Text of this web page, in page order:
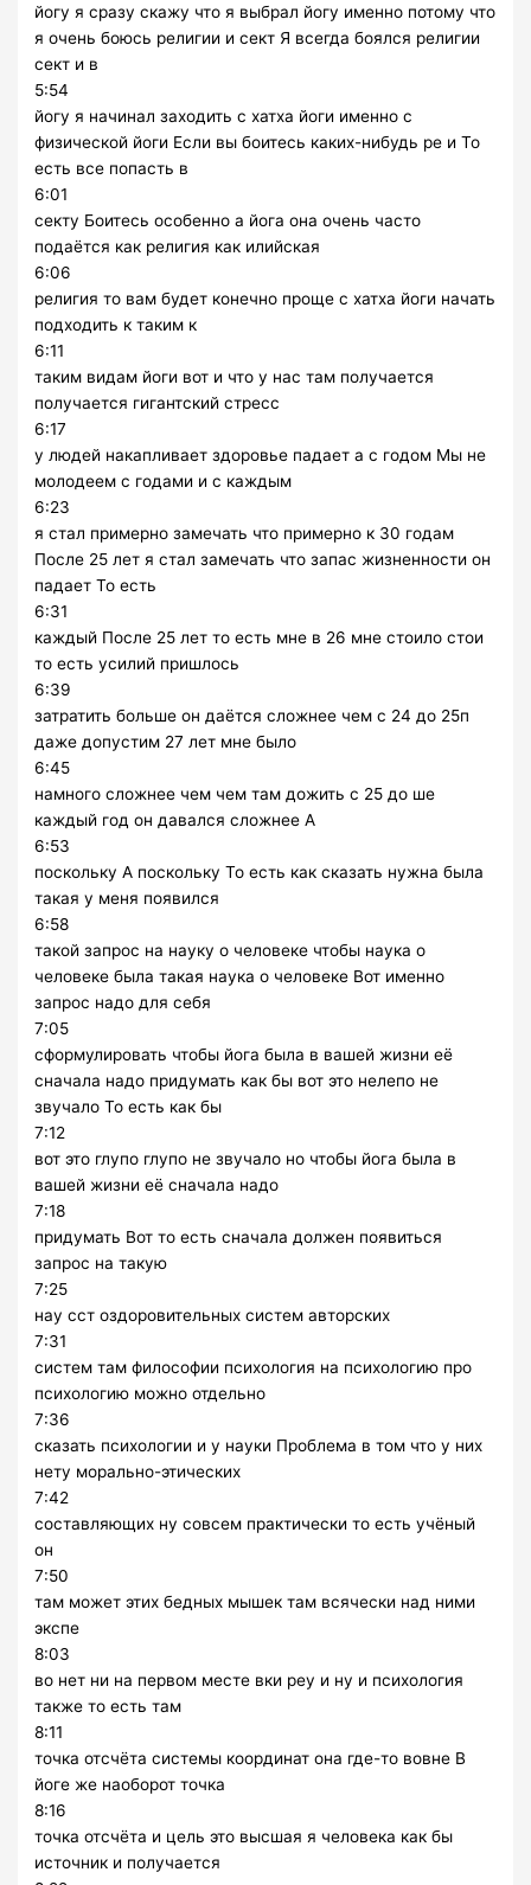
йогу я сразу скажу что я выбрал йогу именно потому что
я очень боюсь религии и сект Я всегда боялся религии
сект и в
5:54
йогу я начинал заходить с хатха йоги именно с
физической йоги Если вы боитесь каких-нибудь ре и То
есть все попасть в
6:01
секту Боитесь особенно а йога она очень часто
подаётся как религия как илийская
6:06
религия то вам будет конечно проще с хатха йоги начать
подходить к таким к
6:11
таким видам йоги вот и что у нас там получается
получается гигантский стресс
6:17
у людей накапливает здоровье падает а с годом Мы не
молодеем с годами и с каждым
6:23
я стал примерно замечать что примерно к 30 годам
После 25 лет я стал замечать что запас жизненности он
падает То есть
6:31
каждый После 25 лет то есть мне в 26 мне стоило стои
то есть усилий пришлось
6:39
затратить больше он даётся сложнее чем с 24 до 25п
даже допустим 27 лет мне было
6:45
намного сложнее чем чем там дожить с 25 до ше
каждый год он давался сложнее А
6:53
поскольку А поскольку То есть как сказать нужна была
такая у меня появился
6:58
такой запрос на науку о человеке чтобы наука о
человеке была такая наука о человеке Вот именно
запрос надо для себя
7:05
сформулировать чтобы йога была в вашей жизни её
сначала надо придумать как бы вот это нелепо не
звучало То есть как бы
7:12
вот это глупо глупо не звучало но чтобы йога была в
вашей жизни её сначала надо
7:18
придумать Вот то есть сначала должен появиться
запрос на такую
7:25
нау сст оздоровительных систем авторских
7:31
систем там философии психология на психологию про
психологию можно отдельно
7:36
сказать психологии и у науки Проблема в том что у них
нету морально-этических
7:42
составляющих ну совсем практически то есть учёный
он
7:50
там может этих бедных мышек там всячески над ними
экспе
8:03
во нет ни на первом месте вки реу и ну и психология
также то есть там
8:11
точка отсчёта системы координат она где-то вовне В
йоге же наоборот точка
8:16
точка отсчёта и цель это высшая я человека как бы
источник и получается